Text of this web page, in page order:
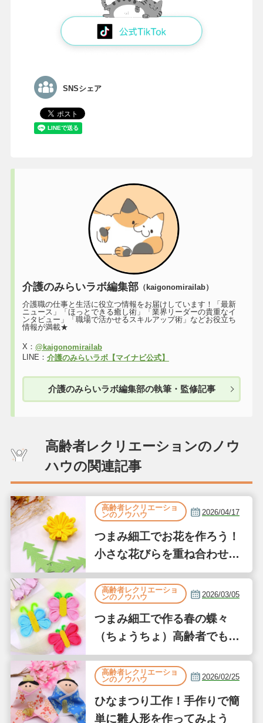
SNSシェア
介護のみらいラボ編集部（kaigonomirailab）
介護職の仕事と生活に役立つ情報をお届けしています！「最新
ニュース」「ほっとできる癒し術」「業界リーダーの貴重なイ
ンタビュー」「職場で活かせるスキルアップ術」などお役立ち
情報が満載★
X： @kaigonomirailab
LINE： 介護のみらいラボ【マイナビ公式】
介護のみらいラボ編集部の執筆・監修記事
高齢者レクリエーションのノウ
ハウの関連記事
高齢者レクリエーショ
ンのノウハウ
2026/04/17
つまみ細工でお花を作ろう！
小さな花びらを重ね合わせて
作るたんぽぽ風
高齢者レクリエーショ
ンのノウハウ
2026/03/05
つまみ細工で作る春の蝶々
（ちょうちょ）高齢者でも簡
単な縫わない工作
高齢者レクリエーショ
ンのノウハウ
2026/02/25
ひなまつり工作！手作りで簡
単に雛人形を作ってみよう